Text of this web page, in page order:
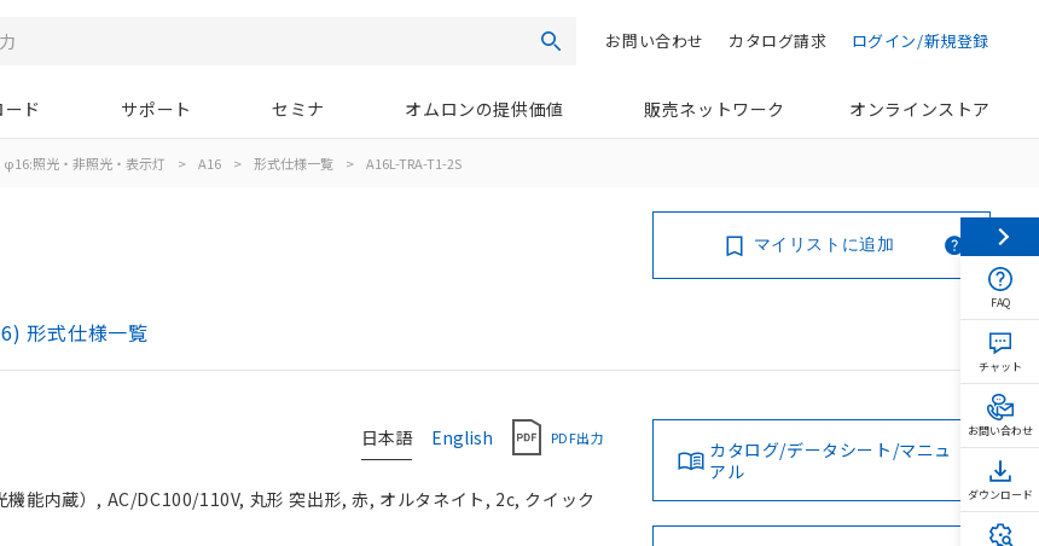
検索 ログイン/新規登録
カタログ請求
お問い合わせ
ド サポート セミナ オムロンの提供価値 販売ネットワーク オンラインストア
φ16:照光・非照光・表示灯 > A16 > 形式仕様一覧 > A16L-TRA-T1-2S
形式仕様一覧
マイリストに追加
日本語 English PDF出力
能内蔵）, AC/DC100/110V, 丸形 突出形, 赤, オルタネイト, 2c, クイック
カタログ/データシート/マニュ
アル
FAQ
チャット
お問い合わせ
ダウンロード